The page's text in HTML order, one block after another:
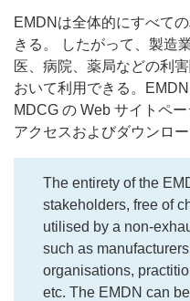
EMDNは全体的にすべて
きる。 したがって、製造
医、病院、薬局などの利
おいて利用できる。EMDN
MDCG の Web サイトペ
アクセスおよびダウンロー
The entirety of the
stakeholders, free of
utilised by a non-
such as
organisations,
etc. The EMDN can